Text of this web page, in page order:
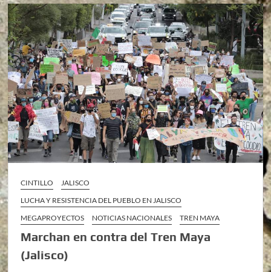
CINTILLO
JALISCO
LUCHA Y RESISTENCIA DEL PUEBLO EN JALISCO
MEGAPROYECTOS
NOTICIAS NACIONALES TREN MAYA
Marchan en contra del Tren Maya
(Jalisco)